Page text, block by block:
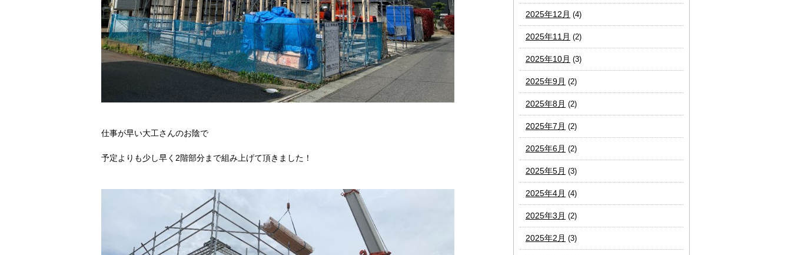
仕事が早い大工さんのお陰で
予定よりも少し早く2階部分まで組み上げて頂きました！
2025年12月 (4)
2025年11月 (2)
2025年10月 (3)
2025年9月 (2)
2025年8月 (2)
2025年7月 (2)
2025年6月 (2)
2025年5月 (3)
2025年4月 (4)
2025年3月 (2)
2025年2月 (3)